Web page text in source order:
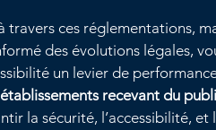
ces réglementations,
des évolutions légales,
un levier de
recevant du
la sécurité, l’accessibilité,